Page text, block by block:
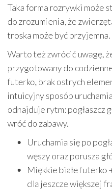
Taka forma rozrywki może
do zrozumienia, że
troska może być przyjemna.
Warto też zwrócić uwagę,
przygotowany do
futerko, brak ostrych
intuicyjny sposób
odnajduje rytm: pogłaszcz
wróć do zabawy.
Uruchamia się po
węszy oraz porusza
Miękkie białe futerko
dla jeszcze większej